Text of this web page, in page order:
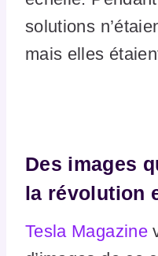
solutions
mais elles
Des images
la révolution
Tesla Magazine